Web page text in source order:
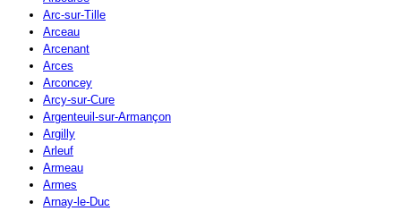
Arc-sur-Tille
Arceau
Arcenant
Arces
Arconcey
Arcy-sur-Cure
Argenteuil-sur-Armançon
Argilly
Arleuf
Armeau
Armes
Arnay-le-Duc